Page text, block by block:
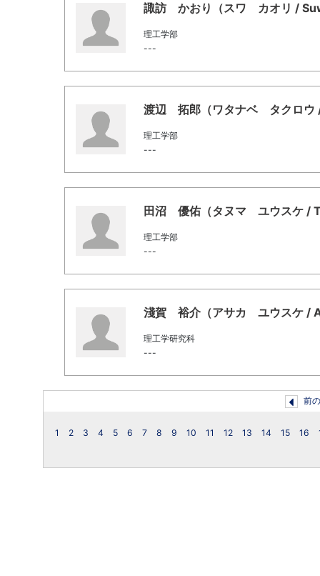
諏訪 かおり（スワ カオリ /
理工学部
---
渡辺 拓郎（ワタナベ タクロウ
理工学部
---
田沼 優佑（タヌマ ユウスケ /
理工学部
---
淺賀 裕介（アサカ ユウスケ /
理工学研究科
---
前
1 2 3 4 5 6 7 8 9 10 11 12 13 14 15 16